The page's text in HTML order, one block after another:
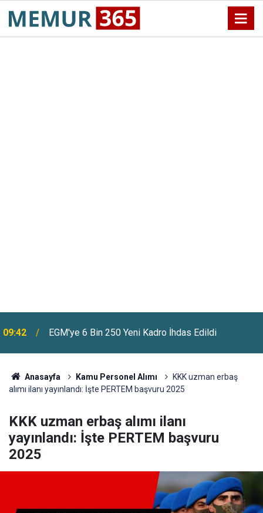
09:42 EGM'ye 6 Bin 250 Yeni Kadro İhdas Edildi
Anasayfa Kamu Personel Alımı
KKK uzman erbaş
alımı ilanı yayınlandı: İşte PERTEM başvuru 2025
KKK uzman erbaş alımı ilanı
yayınlandı: İşte PERTEM başvuru
2025